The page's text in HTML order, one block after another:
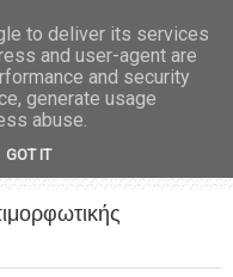
to deliver its services
and user-agent are
and security
generate usage
abuse.
GOT IT